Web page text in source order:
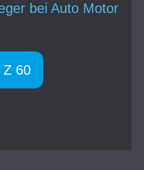
bei Auto Motor
Z 60